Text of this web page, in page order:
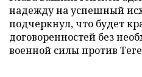
надежду на успешный
подчеркнул, что будет
договоренностей без
военной силы против